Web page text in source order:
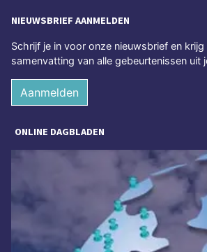
NIEUWSBRIEF AANMELDEN
Schrijf je in voor onze nieuwsbrief en
samenvatting van alle gebeurtenissen uit
Aanmelden
ONLINE DAGBLADEN